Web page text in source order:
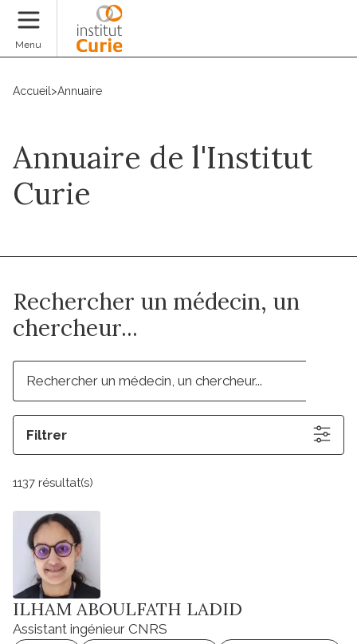
Menu
Accueil >Annuaire
Annuaire de l'Institut
Curie
Rechercher un médecin, un
chercheur...
Filtrer
1137 résultat(s)
ILHAM ABOULFATH LADID
Assistant ingénieur CNRS